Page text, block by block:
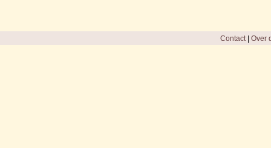
Contact| Over